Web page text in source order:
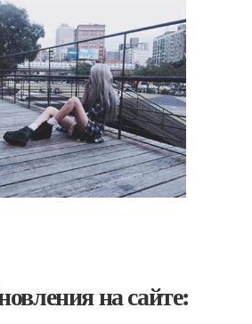
на сайте: